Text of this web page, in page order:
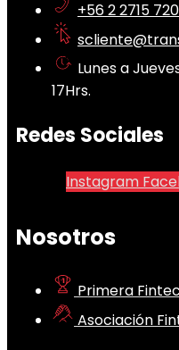
+56 2 2715
Lunes a
17Hrs.
Redes Sociales
Instagram
Nosotros
Primera
Asociación